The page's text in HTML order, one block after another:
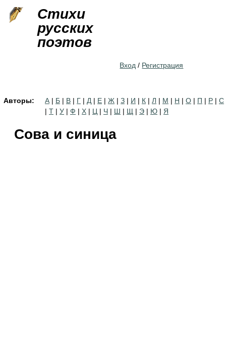
Стихи
русских
поэтов
Вход / Регистрация
Авторы: А | Б | В | Г | Д | Е | Ж | З | И | К | Л | М | Н | О | П | Р | С
| Т | У | Ф | Х | Ц | Ч | Ш | Щ | Э | Ю | Я
Сова и синица